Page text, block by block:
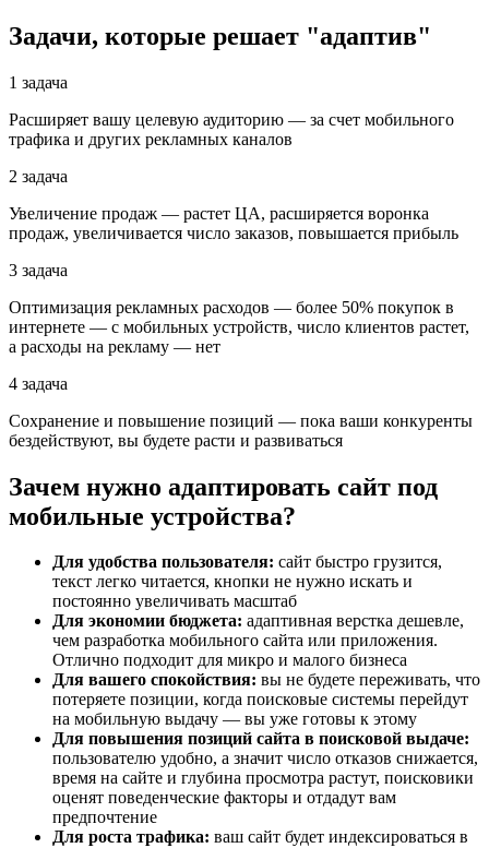
Задачи, которые решает "адаптив"
1 задача
Расширяет вашу целевую аудиторию — за счет мобильного
трафика и других рекламных каналов
2 задача
Увеличение продаж — растет ЦА, расширяется воронка
продаж, увеличивается число заказов, повышается прибыль
3 задача
Оптимизация рекламных расходов — более 50% покупок в
интернете — с мобильных устройств, число клиентов растет,
а расходы на рекламу — нет
4 задача
Сохранение и повышение позиций — пока ваши конкуренты
бездействуют, вы будете расти и развиваться
Зачем нужно адаптировать сайт под
мобильные устройства?
Для удобства пользователя: сайт быстро грузится,
текст легко читается, кнопки не нужно искать и
постоянно увеличивать масштаб
Для экономии бюджета: адаптивная верстка дешевле,
чем разработка мобильного сайта или приложения.
Отлично подходит для микро и малого бизнеса
Для вашего спокойствия: вы не будете переживать, что
потеряете позиции, когда поисковые системы перейдут
на мобильную выдачу — вы уже готовы к этому
Для повышения позиций сайта в поисковой выдаче:
пользователю удобно, а значит число отказов снижается,
время на сайте и глубина просмотра растут, поисковики
оценят поведенческие факторы и отдадут вам
предпочтение
Для роста трафика: ваш сайт будет индексироваться в